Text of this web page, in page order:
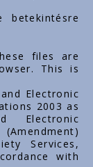
betekintésre
files are
This is
Electronic
2003 as
Electronic
Services,
with